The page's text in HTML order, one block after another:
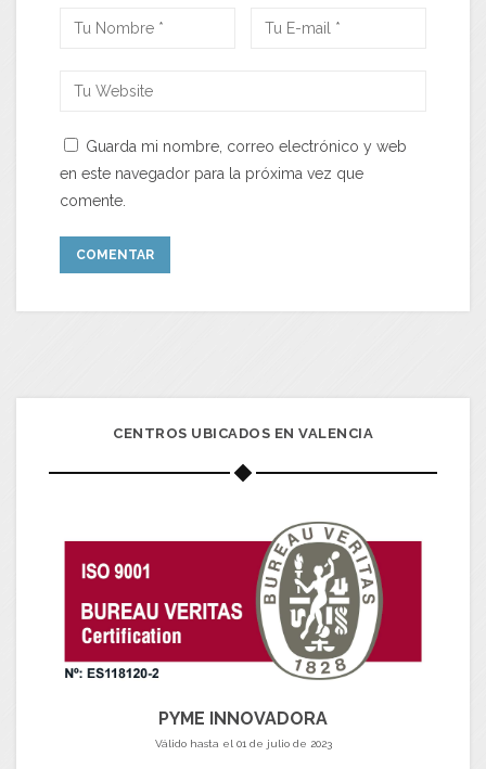
Guarda mi nombre, correo electrónico y web
en este navegador para la próxima vez que
comente.
CENTROS UBICADOS EN VALENCIA
PYME INNOVADORA
Válido hasta el 01 de julio de 2023